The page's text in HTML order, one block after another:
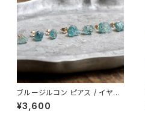
ブルージルコン ピアス / イヤリ
ング アレルギー対応 アレルギー
対応 原石 鉱物 パワーストーン
¥3,600